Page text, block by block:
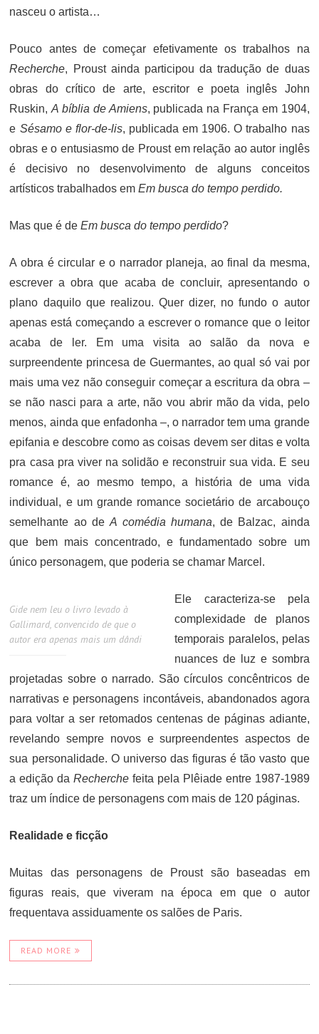
nasceu o artista…
Pouco antes de começar efetivamente os trabalhos na
Recherche, Proust ainda participou da tradução de duas
obras do crítico de arte, escritor e poeta inglês John
Ruskin,A bíblia de Amiens, publicada na França em 1904,
e Sésamo e flor-de-lis, publicada em 1906. O trabalho nas
obras e o entusiasmo de Proust em relação ao autor inglês
é decisivo no desenvolvimento de alguns conceitos
artísticos trabalhados emEm busca do tempo perdido.
Mas que é deEm busca do tempo perdido?
A obra é circular e o narrador planeja, ao final da mesma,
escrever a obra que acaba de concluir, apresentando o
plano daquilo que realizou. Quer dizer, no fundo o autor
apenas está começando a escrever o romance que o leitor
acaba de ler. Em uma visita ao salão da nova e
surpreendente princesa de Guermantes, ao qual só vai por
mais uma vez não conseguir começar a escritura da obra –
se não nasci para a arte, não vou abrir mão da vida, pelo
menos, ainda que enfadonha –, o narrador tem uma grande
epifania e descobre como as coisas devem ser ditas e volta
pra casa pra viver na solidão e reconstruir sua vida. E seu
romance é, ao mesmo tempo, a história de uma vida
individual, e um grande romance societário de arcabouço
semelhante ao deA comédia humana, de Balzac, ainda
que bem mais concentrado, e fundamentado sobre um
único personagem, que poderia se chamar Marcel.
Gide nem leu o livro levado à
Gallimard, convencido de que o
autor era apenas mais um dândi
Ele caracteriza-se pela
complexidade de planos
temporais paralelos, pelas
nuances de luz e sombra
projetadas sobre o narrado. São círculos concêntricos de
narrativas e personagens incontáveis, abandonados agora
para voltar a ser retomados centenas de páginas adiante,
revelando sempre novos e surpreendentes aspectos de
sua personalidade. O universo das figuras é tão vasto que
a edição daRecherche feita pela Plêiade entre 1987-1989
traz um índice de personagens com mais de 120 páginas.
Realidade e ficção
Muitas das personagens de Proust são baseadas em
figuras reais, que viveram na época em que o autor
frequentava assiduamente os salões de Paris.
READ MORE